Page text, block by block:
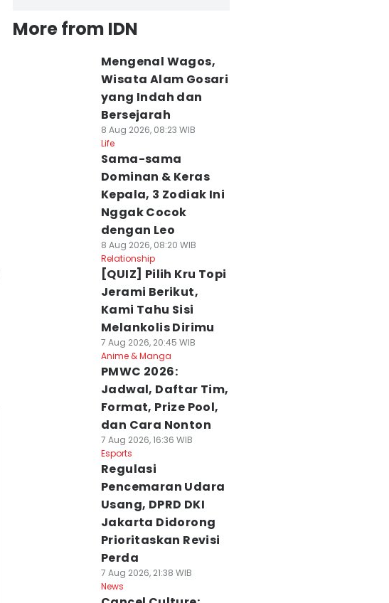
More from IDN
Mengenal Wagos,
Wisata Alam Gosari
yang Indah dan
Bersejarah
8 Aug 2026, 08:23 WIB
Life
Sama-sama
Dominan & Keras
Kepala, 3 Zodiak Ini
Nggak Cocok
dengan Leo
8 Aug 2026, 08:20 WIB
Relationship
[QUIZ] Pilih Kru Topi
Jerami Berikut,
Kami Tahu Sisi
Melankolis Dirimu
7 Aug 2026, 20:45 WIB
Anime & Manga
PMWC 2026:
Jadwal, Daftar Tim,
Format, Prize Pool,
dan Cara Nonton
7 Aug 2026, 16:36 WIB
Esports
Regulasi
Pencemaran Udara
Usang, DPRD DKI
Jakarta Didorong
Prioritaskan Revisi
Perda
7 Aug 2026, 21:38 WIB
News